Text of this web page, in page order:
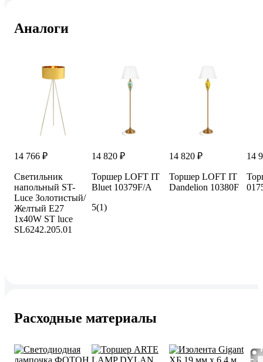
Аналоги
14 766 ₽
Светильник
напольный ST-
Luce Золотистый/
Желтый E27
1х40W ST luce
SL6242.205.01
14 820 ₽
Торшер LOFT IT
Bluet 10379F/A
5(1)
14 820 ₽
Торшер LOFT IT
Dandelion 10380F
14
Расходные материалы